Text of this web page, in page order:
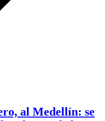
al Medellín: se